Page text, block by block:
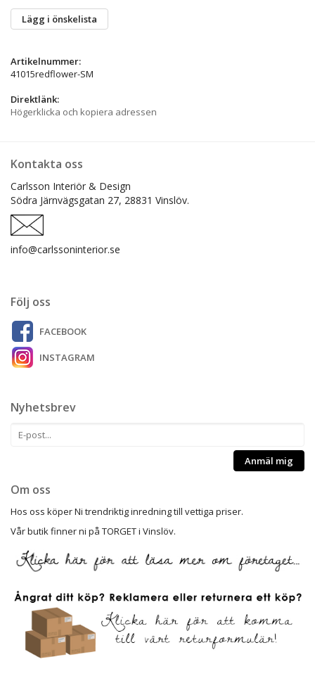
Lägg i önskelista
Artikelnummer:
41015redflower-SM
Direktlänk:
Högerklicka och kopiera adressen
Kontakta oss
Carlsson Interiör & Design
Södra Järnvägsgatan 27, 28831 Vinslöv.
info@carlssoninterior.se
Följ oss
FACEBOOK
INSTAGRAM
Nyhetsbrev
Anmäl mig
Om oss
Hos oss köper Ni trendriktig inredning till vettiga priser.
Vår butik finner ni på TORGET i Vinslöv.